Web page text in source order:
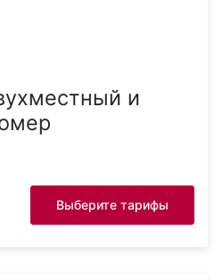
и
Выберите тарифы